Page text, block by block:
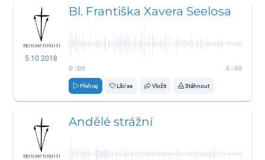
5.10.2018
Bl. Františka Xavera Seelosa
0:00 4:40
Přehraj Líbí se Vložit Stáhnout
Andělé strážní